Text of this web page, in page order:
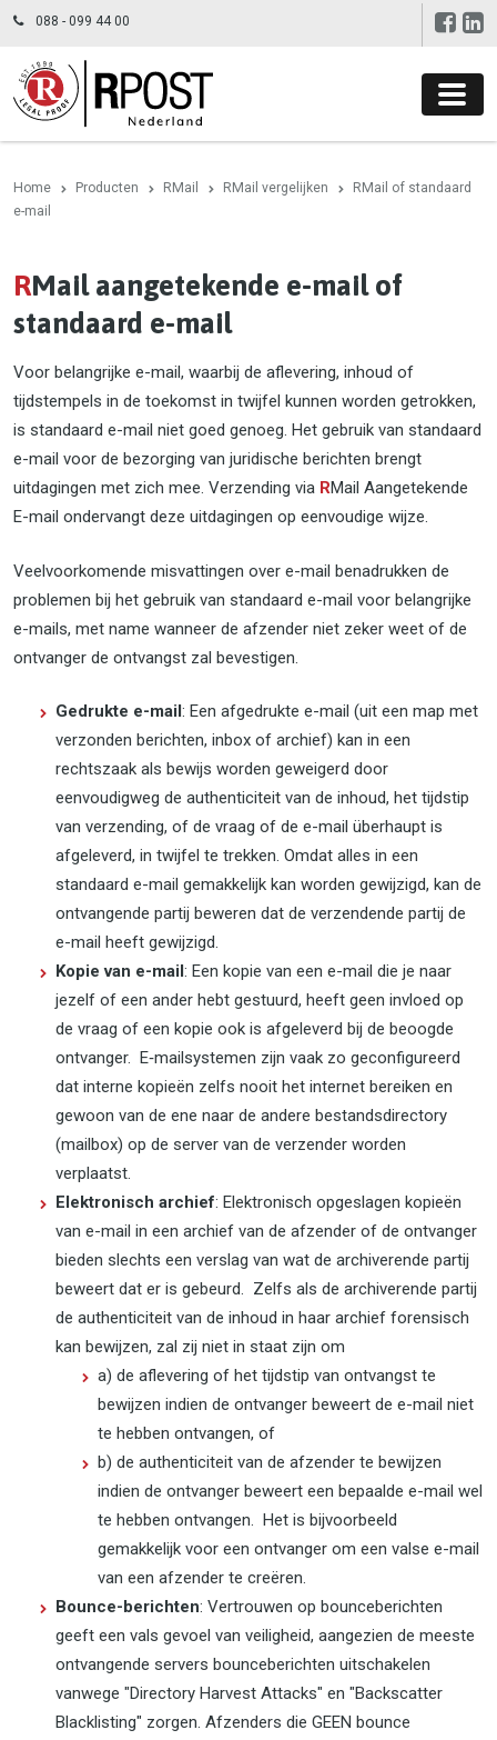
088 - 099 44 00
Home Producten RMail RMail vergelijken
RMail of standaard
e-mail
RMail aangetekende e-mail of
standaard e-mail
Voor belangrijke e-mail, waarbij de aflevering, inhoud of
tijdstempels in de toekomst in twijfel kunnen worden getrokken,
is standaard e-mail niet goed genoeg. Het gebruik van standaard
e-mail voor de bezorging van juridische berichten brengt
uitdagingen met zich mee. Verzending via RMail Aangetekende
E-mail ondervangt deze uitdagingen op eenvoudige wijze.
Veelvoorkomende misvattingen over e-mail benadrukken de
problemen bij het gebruik van standaard e-mail voor belangrijke
e-mails, met name wanneer de afzender niet zeker weet of de
ontvanger de ontvangst zal bevestigen.
Gedrukte e-mail : Een afgedrukte e-mail (uit een map met
verzonden berichten, inbox of archief) kan in een
rechtszaak als bewijs worden geweigerd door
eenvoudigweg de authenticiteit van de inhoud, het tijdstip
van verzending, of de vraag of de e-mail überhaupt is
afgeleverd, in twijfel te trekken. Omdat alles in een
standaard e-mail gemakkelijk kan worden gewijzigd, kan de
ontvangende partij beweren dat de verzendende partij de
e-mail heeft gewijzigd.
Kopie van e-mail : Een kopie van een e-mail die je naar
jezelf of een ander hebt gestuurd, heeft geen invloed op
de vraag of een kopie ook is afgeleverd bij de beoogde
ontvanger. E‑mailsystemen zijn vaak zo geconfigureerd
dat interne kopieën zelfs nooit het internet bereiken en
gewoon van de ene naar de andere bestandsdirectory
(mailbox) op de server van de verzender worden
verplaatst.
Elektronisch archief: Elektronisch opgeslagen kopieën
van e-mail in een archief van de afzender of de ontvanger
bieden slechts een verslag van wat de archiverende partij
beweert dat er is gebeurd. Zelfs als de archiverende partij
de authenticiteit van de inhoud in haar archief forensisch
kan bewijzen, zal zij niet in staat zijn om
a) de aflevering of het tijdstip van ontvangst te
bewijzen indien de ontvanger beweert de e-mail niet
te hebben ontvangen, of
b) de authenticiteit van de afzender te bewijzen
indien de ontvanger beweert een bepaalde e-mail wel
te hebben ontvangen. Het is bijvoorbeeld
gemakkelijk voor een ontvanger om een valse e-mail
van een afzender te creëren.
Bounce-berichten: Vertrouwen op bounceberichten
geeft een vals gevoel van veiligheid, aangezien de meeste
ontvangende servers bounceberichten uitschakelen
vanwege "Directory Harvest Attacks" en "Backscatter
Blacklisting" zorgen. Afzenders die GEEN bounce